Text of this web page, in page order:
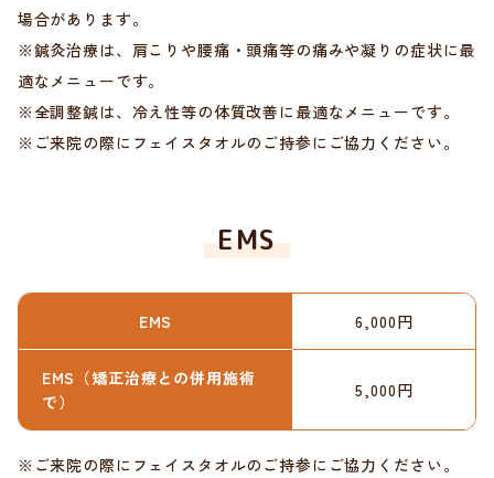
場合があります。
※鍼灸治療は、肩こりや腰痛・頭痛等の痛みや凝りの症状に最
適なメニューです。
※全調整鍼は、冷え性等の体質改善に最適なメニューです。
※ご来院の際にフェイスタオルのご持参にご協力ください。
EMS
EMS 6,000円
EMS（矯正治療との併用施術
で）
5,000円
※ご来院の際にフェイスタオルのご持参にご協力ください。